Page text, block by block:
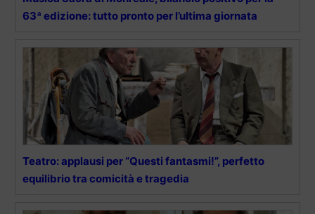
63ª edizione: tutto pronto per l’ultima giornata
Teatro: applausi per “Questi fantasmi!”, perfetto
equilibrio tra comicità e tragedia